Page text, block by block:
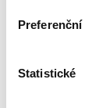
Preferenční
Statistické